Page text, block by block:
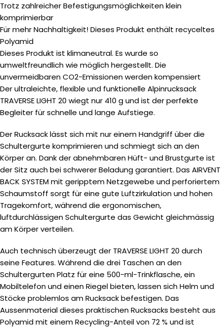
Trotz zahlreicher Befestigungsmöglichkeiten klein
komprimierbar
Für mehr Nachhaltigkeit! Dieses Produkt enthält recyceltes
Polyamid
Dieses Produkt ist klimaneutral. Es wurde so
umweltfreundlich wie möglich hergestellt. Die
unvermeidbaren CO2-Emissionen werden kompensiert
Der ultraleichte, flexible und funktionelle Alpinrucksack
TRAVERSE LIGHT 20 wiegt nur 410 g und ist der perfekte
Begleiter für schnelle und lange Aufstiege.
Der Rucksack lässt sich mit nur einem Handgriff über die
Schultergurte komprimieren und schmiegt sich an den
Körper an. Dank der abnehmbaren Hüft- und Brustgurte ist
der Sitz auch bei schwerer Beladung garantiert. Das AIRVENT
BACK SYSTEM mit geripptem Netzgewebe und perforiertem
Schaumstoff sorgt für eine gute Luftzirkulation und hohen
Tragekomfort, während die ergonomischen,
luftdurchlässigen Schultergurte das Gewicht gleichmässig
am Körper verteilen.
Auch technisch überzeugt der TRAVERSE LIGHT 20 durch
seine Features. Während die drei Taschen an den
Schultergurten Platz für eine 500-ml-Trinkflasche, ein
Mobiltelefon und einen Riegel bieten, lassen sich Helm und
Stöcke problemlos am Rucksack befestigen. Das
Aussenmaterial dieses praktischen Rucksacks besteht aus
Polyamid mit einem Recycling-Anteil von 72 % und ist